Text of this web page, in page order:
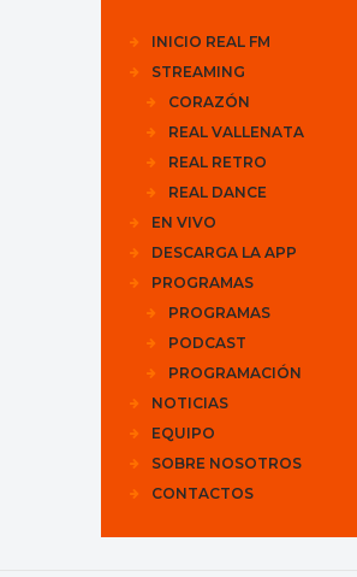
INICIO REAL FM
STREAMING
CORAZÓN
REAL VALLENATA
REAL RETRO
REAL DANCE
EN VIVO
DESCARGA LA APP
PROGRAMAS
PROGRAMAS
PODCAST
PROGRAMACIÓN
NOTICIAS
EQUIPO
SOBRE NOSOTROS
CONTACTOS